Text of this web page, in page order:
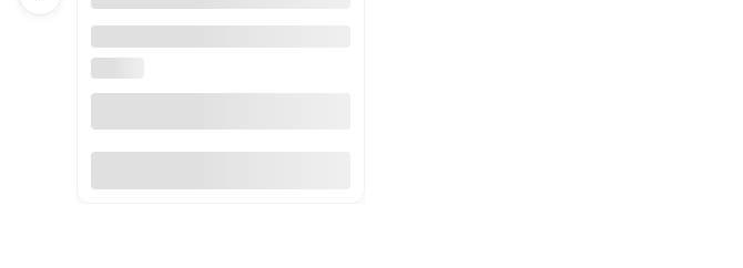
Żel na potencję i długą erekcję
Maximum Gel 50 ml 2 szt.